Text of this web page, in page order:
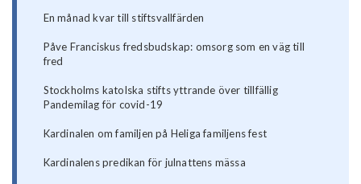
En månad kvar till stiftsvallfärden
Påve Franciskus fredsbudskap: omsorg som en väg till
fred
Stockholms katolska stifts yttrande över tillfällig
Pandemilag för covid-19
Kardinalen om familjen på Heliga familjens fest
Kardinalens predikan för julnattens mässa